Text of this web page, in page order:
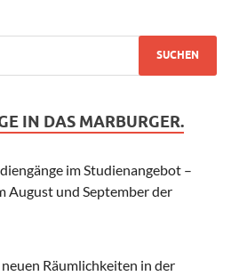
IN DAS MARBURGER.
im Studienangebot –
August und September der
Räumlichkeiten in der